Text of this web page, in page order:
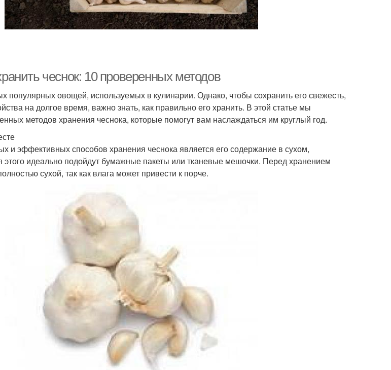
чеснок: 10 проверенных методов
популярных овощей, используемых в кулинарии. Однако, чтобы сохранить его свежесть,
на долгое время, важно знать, как правильно его хранить. В этой статье мы
методов хранения чеснока, которые помогут вам наслаждаться им круглый год.
и эффективных способов хранения чеснока является его содержание в сухом,
этого идеально подойдут бумажные пакеты или тканевые мешочки. Перед хранением
сухой, так как влага может привести к порче.